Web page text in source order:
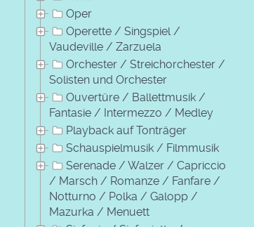
Oper
Operette / Singspiel /
Vaudeville / Zarzuela
Orchester / Streichorchester /
Solisten und Orchester
Ouvertüre / Ballettmusik /
Fantasie / Intermezzo / Medley
Playback auf Tonträger
Schauspielmusik / Filmmusik
Serenade / Walzer / Capriccio
/ Marsch / Romanze / Fanfare /
Notturno / Polka / Galopp /
Mazurka / Menuett